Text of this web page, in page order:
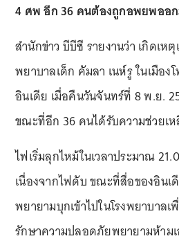
4 ศพ อีก 36 คนต้องถูกอพยพออ
สำนักข่าว บีบีซี รายงานว่า เกิดเห
พยาบาลเด็ก คัมลา เนห์รู ในเมือ
อินเดีย เมื่อคืนวันจันทร์ที่ 8 พ.ย.
ขณะที่อีก 36 คนได้รับความช่วยเ
ไฟเริ่มลุกไหม้ในเวลาประมาณ
เนื่องจากไฟดับ ขณะที่สื่อของอินเ
พยายามบุกเข้าไปในโรงพยาบาล
รักษาความปลอดภัยพยายามห้ามเ